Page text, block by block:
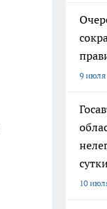
9 июля
сутки
10